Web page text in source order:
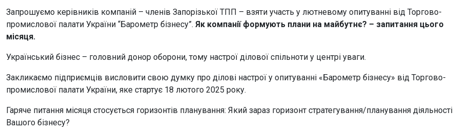
Запрошуємо керівників компаній – членів Запорізької ТПП – взяти участь у лютневому опитуванні від Торгово-
промислової палати України “Барометр бізнесу”. Як компанії формують плани на майбутнє? – запитання цього
місяця.
Український бізнес – головний донор оборони, тому настрої ділової спільноти у центрі уваги.
Закликаємо підприємців висловити свою думку про ділові настрої у опитуванні «Барометр бізнесу» від Торгово-
промислової палати України, яке стартує 18 лютого 2025 року.
Гаряче питання місяця стосується горизонтів планування: Який зараз горизонт стратегування/планування діяльності
Вашого бізнесу?